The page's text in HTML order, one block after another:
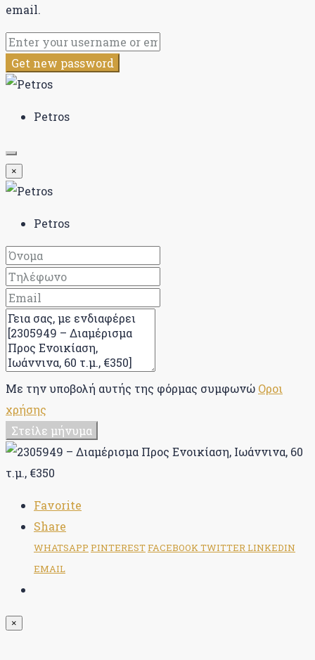
email.
Get new password
Petros
×
Petros
Με την υποβολή αυτής της φόρμας συμφωνώ Οροι
χρήσης
Στείλε μήνυμα
Favorite
Share
WHATSAPP PINTERESTFACEBOOKTWITTERLINKEDIN
EMAIL
×